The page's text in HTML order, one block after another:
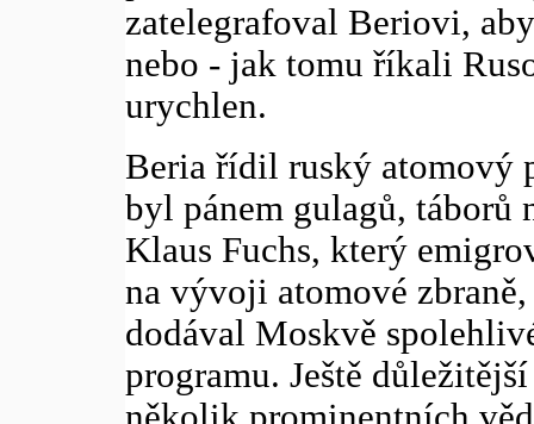
zatelegrafoval Beriovi,
nebo - jak tomu říkali
urychlen.
Beria řídil ruský atomový
byl pánem gulagů, táborů
Klaus Fuchs, který
na vývoji atomové
dodával Moskvě
programu. Ještě